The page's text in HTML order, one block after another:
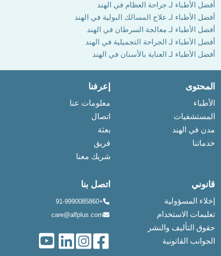
أفضل الأطباء لـ جراحة العظام في الهند
أفضل الأطباء لـ علاج المسالك البولية في الهند
أفضل الأطباء لـ معالجة السرطان في الهند
أفضل الأطباء لـ الجراحة التجميلية في الهند
أفضل الأطباء لـ العناية بالأسنان في الهند
المحتوى
الأطباء
المستشفيات
مدن في الهند
خدماتنا
إعرفنا
معلومات عنا
اتصال
بعثة
فريق
شريك معنا
قانوني
إخلاء المسؤولية
تعليمات الاستخدام
حقوق التأليف والنشر
الجوانب القانونية
اتصل بنا
+91-9990085860
care@alfplus.com